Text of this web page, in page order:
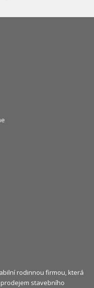
rodinnou firmou, která
stavebního